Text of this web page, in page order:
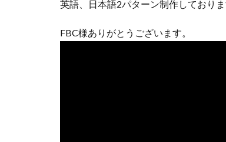
英語、日本語2パターン制作しておりま
FBC様ありがとうございます。